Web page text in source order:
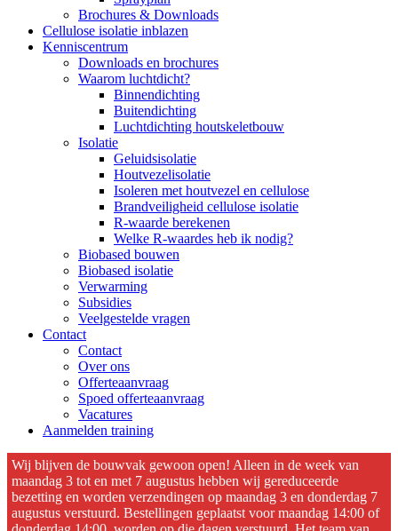
Brochures & Downloads
Cellulose isolatie inblazen
Kenniscentrum
Downloads en brochures
Waarom luchtdicht?
Binnendichting
Buitendichting
Luchtdichting houtskeletbouw
Isolatie
Geluidsisolatie
Houtvezelisolatie
Isoleren met houtvezel en cellulose
Brandveiligheid cellulose isolatie
R-waarde berekenen
Welke R-waardes heb ik nodig?
Biobased bouwen
Biobased isolatie
Verwarming
Subsidies
Veelgestelde vragen
Contact
Contact
Over ons
Offerteaanvraag
Spoed offerteaanvraag
Vacatures
Aanmelden training
Wij blijven de bouwvak gewoon open! Alleen in de week van
maandag 3 tot en met 7 augustus hebben wij gereduceerde
bezetting en worden verzendingen op maandag 3 en donderdag 7
augustus verstuurd. Bestellingen geplaatst voor maandag 14:00 of